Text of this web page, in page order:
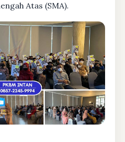
Atas (SMA).